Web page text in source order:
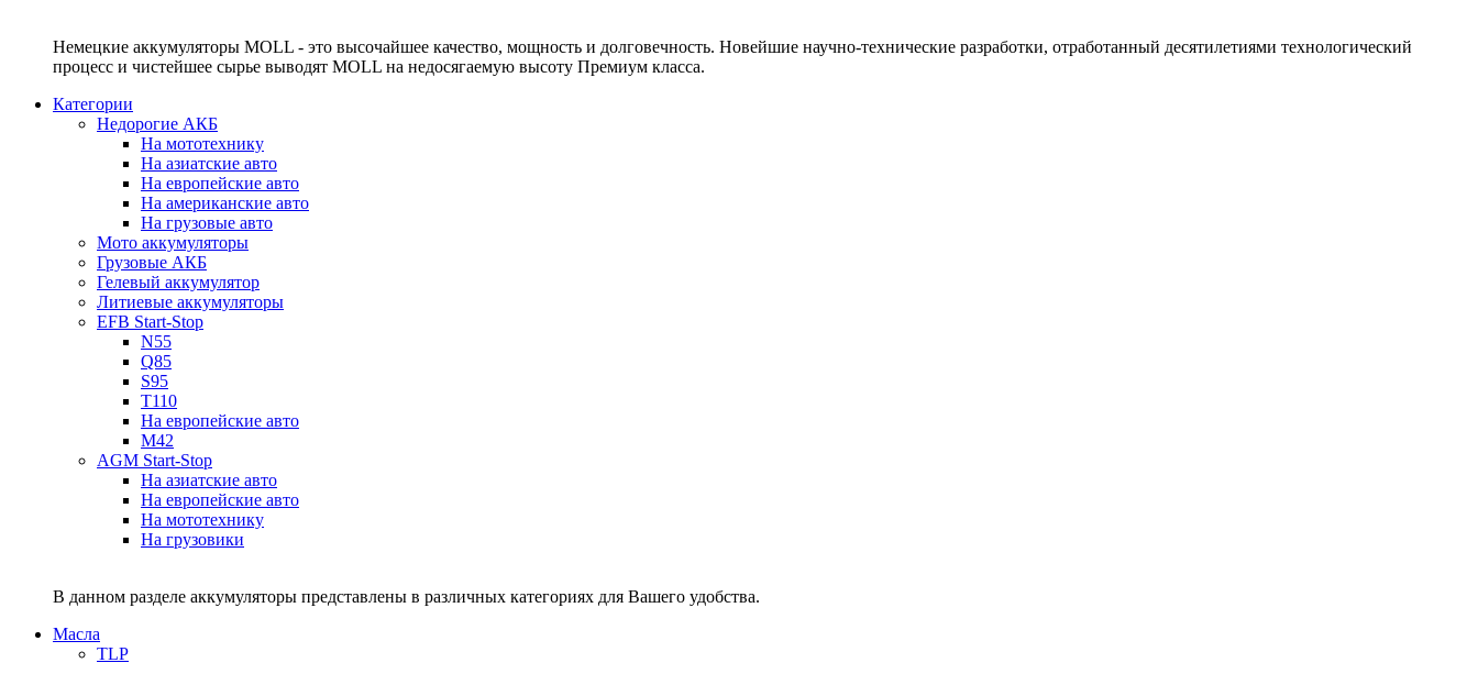
Немецкие аккумуляторы MOLL - это высочайшее качество, мощность и долговечность. Новейшие научно-технические разработки, отработанный десятилетиями технологический
процесс и чистейшее сырье выводят MOLL на недосягаемую высоту Премиум класса.
Категории
Недорогие АКБ
На мототехнику
На азиатские авто
На европейские авто
На американские авто
На грузовые авто
Мото аккумуляторы
Грузовые АКБ
Гелевый аккумулятор
Литиевые аккумуляторы
EFB Start-Stop
N55
Q85
S95
T110
На европейские авто
M42
AGM Start-Stop
На азиатские авто
На европейские авто
На мототехнику
На грузовики
В данном разделе аккумуляторы представлены в различных категориях для Вашего удобства.
Масла
TLP